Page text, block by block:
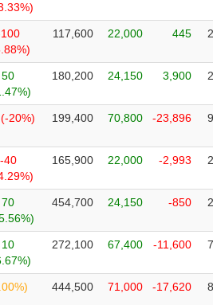
117,600 22,000 445
50
180,200 24,150 3,900
20%) 199,400 70,800 -23,896
-40
165,900 22,000 -2,993
70
454,700 24,150 -850
10
272,100 67,400 -11,600
444,500 71,000 -17,620